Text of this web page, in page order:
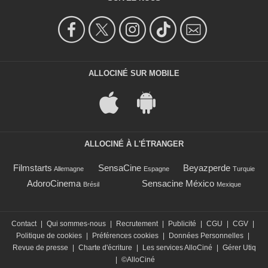
ALLOCINÉ SUR MOBILE
ALLOCINÉ À L'ÉTRANGER
Filmstarts Allemagne SensaCine Espagne Beyazperde Turquie
AdoroCinema Brésil Sensacine México Mexique
Contact Qui sommes-nous Recrutement Publicité CGU CGV
Politique de cookies
Préférences cookies Données Personnelles
Revue de presse
Charte d'écriture Les services AlloCiné
Gérer Utiq
©AlloCiné